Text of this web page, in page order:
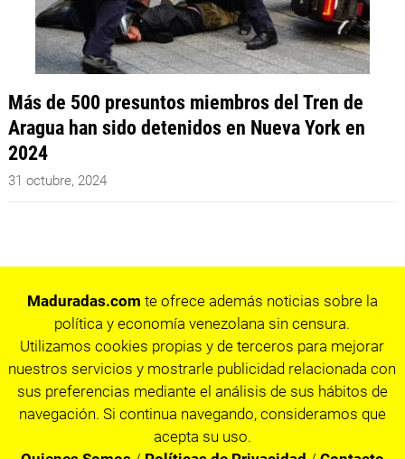
Más de 500 presuntos miembros del Tren de
Aragua han sido detenidos en Nueva York en
2024
31 octubre, 2024
Maduradas.com te ofrece además noticias sobre la
política y economía venezolana sin censura.
Utilizamos cookies propias y de terceros para mejorar
nuestros servicios y mostrarle publicidad relacionada con
sus preferencias mediante el análisis de sus hábitos de
navegación. Si continua navegando, consideramos que
acepta su uso.